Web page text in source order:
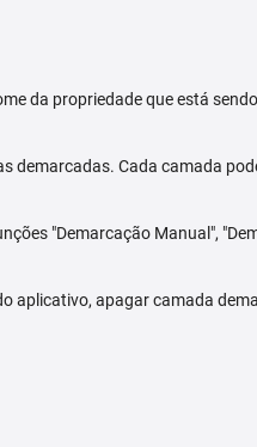
da propriedade que está
demarcadas. Cada camada
"Demarcação Manual",
aplicativo, apagar camada